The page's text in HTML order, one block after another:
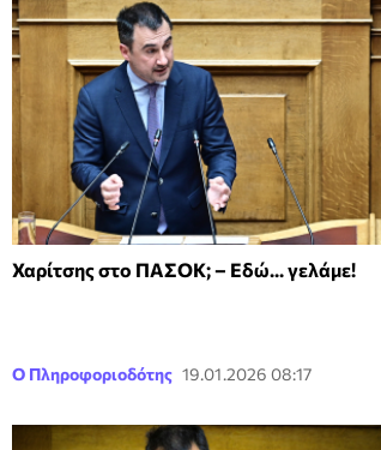
Χαρίτσης στο ΠΑΣΟΚ; – Εδώ... γελάμε!
Ο Πληροφοριοδότης 19.01.2026 08:17